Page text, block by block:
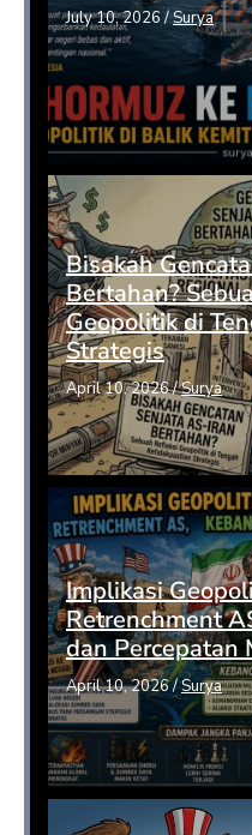
July 10, 2026/Surya
Bisakah
Bertahan?
Geopolitik di
Strategis
April 10, 2026/Surya
Implikasi
Retrenchment
dan Percepatan
April 10, 2026/Surya